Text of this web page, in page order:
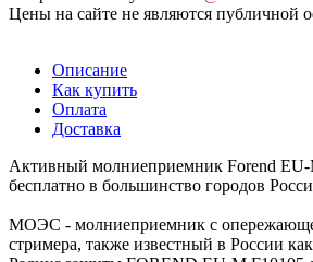
Цены на сайте не являются публичной
Описание
Как купить
Оплата
Доставка
Активный молниеприемник Forend EU-
бесплатно в большинство городов
МОЭС - молниеприемник с
стримера, также известный в России